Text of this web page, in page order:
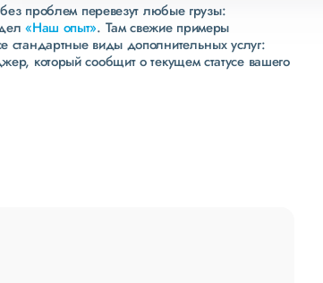
проблем перевезут любые грузы:
«Наш опыт». Там свежие примеры
стандартные виды дополнительных услуг:
который сообщит о текущем статусе вашего